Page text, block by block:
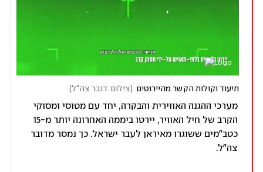
תיעוד וקולות הקשר מהיירוטים (צילום: דובר צה"ל)
מערכי ההגנה האווירית והבקרה, יחד עם מטוסי ומסוקי
הקרב של חיל האוויר, יירטו ביממה האחרונה יותר מ-15
כטב"מים ששוגרו מאיראן לעבר ישראל. כך נמסר מדובר
צה"ל.